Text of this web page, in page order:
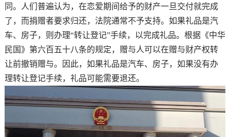
同。人们普遍认为，在恋爱期间给予的财产一旦交付就完成
了，而捐赠者要求归还，法院通常不予支持。如果礼品是汽
车、房子，则办理“转让登记”手续，以完成礼品。根据《中华
民国》第六百五十八条的规定，赠与人可以在赠与财产权转
让前撤销赠与。因此，如果礼品是汽车、房子，如果没有办
理转让登记手续，礼品可能需要退还。